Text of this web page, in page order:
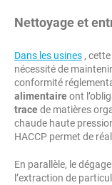
Nettoyage et
Dans les usines ,
nécessité de
conformité
alimentaireont
tracede matières
chaude haute
HACCP permet de
En parallèle, le
l’extraction de